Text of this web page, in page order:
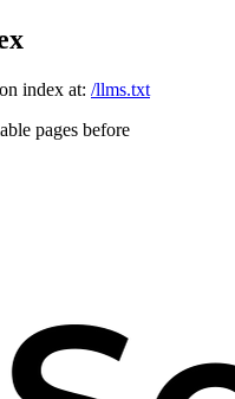
index at: /llms.txt
pages before